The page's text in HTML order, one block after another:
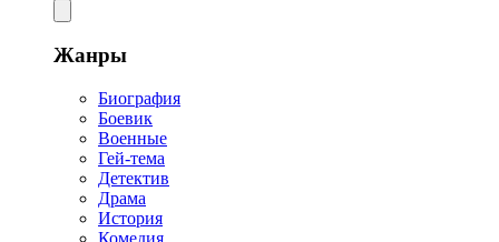
Жанры
Биография
Боевик
Военные
Гей-тема
Детектив
Драма
История
Комедия